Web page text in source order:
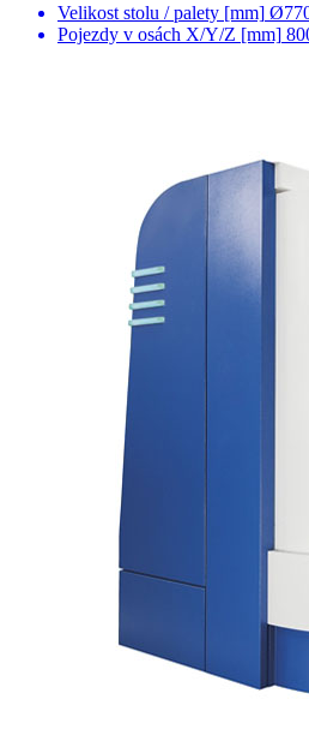
Velikost stolu / palety [mm]
Pojezdy v osách X/Y/Z [mm]